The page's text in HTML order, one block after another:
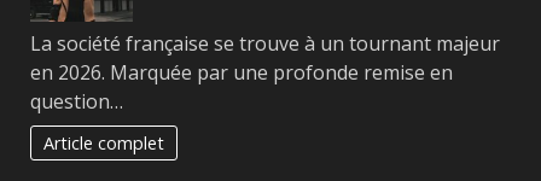
La société française se trouve à un tournant majeur
en 2026. Marquée par une profonde remise en
question…
Article complet